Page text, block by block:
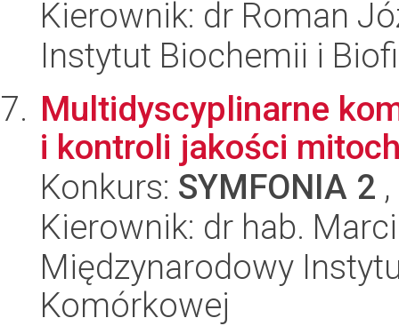
Kierownik: dr Roman
Instytut Biochemii i
Multidyscyplinarne
i kontroli jakości
Konkurs: SYMFONIA 2
Kierownik: dr hab.
Międzynarodowy
Komórkowej